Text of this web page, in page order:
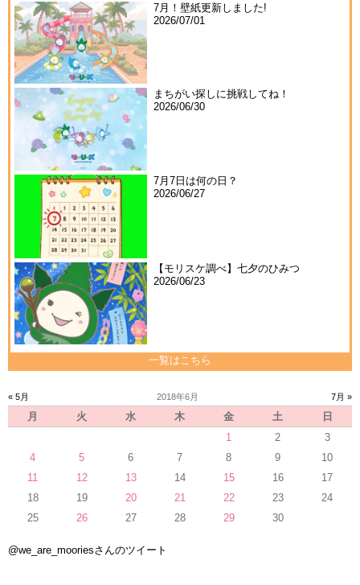
7月！壁紙更新しました!
2026/07/01
まちがい探しに挑戦してね！
2026/06/30
7月7日は何の日？
2026/06/27
【モリスケ調べ】七夕のひみつ
2026/06/23
一覧はこちら
« 5月 2018年6月 7月 »
月 火 水 木 金 土
日
1
2
3
4
5 6 7 8 9
10
11
12 13 14 15 16
17
18
19 20 21 22 23
24
25
26 27 28 29 30
@we_are_mooriesさんのツイート